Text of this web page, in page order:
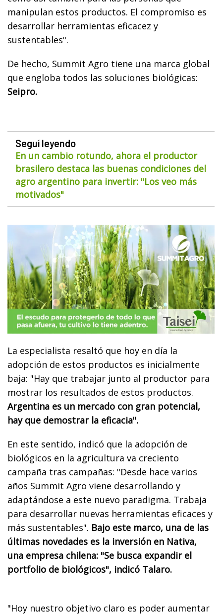
manipulan estos productos. El compromiso es
desarrollar herramientas eficacez y
sustentables".
De hecho, Summit Agro tiene una marca global
que engloba todos las soluciones biológicas:
Seipro.
Seguí leyendo
En un cambio rotundo, ahora el productor
brasilero destaca las buenas condiciones del
agro argentino para invertir: "Los veo más
motivados"
La especialista resaltó que hoy en día la
adopción de estos productos es inicialmente
baja: "Hay que trabajar junto al productor para
mostrar los resultados de estos productos.
Argentina es un mercado con gran potencial,
hay que demostrar la eficacia".
En este sentido, indicó que la adopción de
biológicos en la agricultura va creciento
campaña tras campañas: "Desde hace varios
años Summit Agro viene desarrollando y
adaptándose a este nuevo paradigma. Trabaja
para desarrollar nuevas herramientas eficaces y
más sustentables". Bajo este marco, una de las
últimas novedades es la inversión en Nativa,
una empresa chilena: "Se busca expandir el
portfolio de biológicos", indicó Talaro.
"Hoy nuestro objetivo claro es poder aumentar